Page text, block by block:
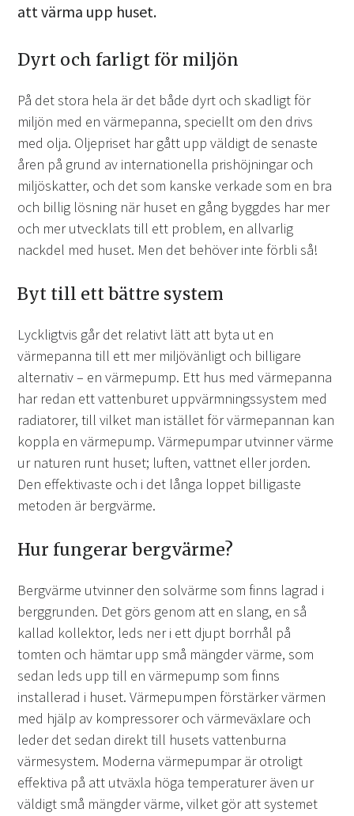
att värma upp huset.
Dyrt och farligt för miljön
På det stora hela är det både dyrt och skadligt för
miljön med en värmepanna, speciellt om den drivs
med olja. Oljepriset har gått upp väldigt de senaste
åren på grund av internationella prishöjningar och
miljöskatter, och det som kanske verkade som en bra
och billig lösning när huset en gång byggdes har mer
och mer utvecklats till ett problem, en allvarlig
nackdel med huset. Men det behöver inte förbli så!
Byt till ett bättre system
Lyckligtvis går det relativt lätt att byta ut en
värmepanna till ett mer miljövänligt och billigare
alternativ – en värmepump. Ett hus med värmepanna
har redan ett vattenburet uppvärmningssystem med
radiatorer, till vilket man istället för värmepannan kan
koppla en värmepump. Värmepumpar utvinner värme
ur naturen runt huset; luften, vattnet eller jorden.
Den effektivaste och i det långa loppet billigaste
metoden är bergvärme.
Hur fungerar bergvärme?
Bergvärme utvinner den solvärme som finns lagrad i
berggrunden. Det görs genom att en slang, en så
kallad kollektor, leds ner i ett djupt borrhål på
tomten och hämtar upp små mängder värme, som
sedan leds upp till en värmepump som finns
installerad i huset. Värmepumpen förstärker värmen
med hjälp av kompressorer och värmeväxlare och
leder det sedan direkt till husets vattenburna
värmesystem. Moderna värmepumpar är otroligt
effektiva på att utväxla höga temperaturer även ur
väldigt små mängder värme, vilket gör att systemet